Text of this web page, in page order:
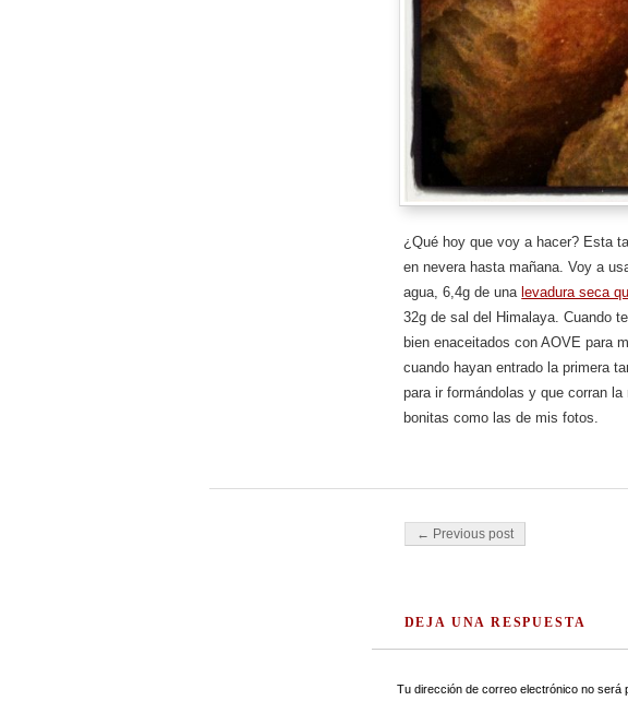
¿Qué hoy que voy a hacer? Esta
en nevera hasta mañana. Voy a
agua, 6,4g de una levadura seca
32g de sal del Himalaya. Cuando
bien enaceitados con AOVE para
cuando hayan entrado la primera
para ir formándolas y que corran
bonitas como las de mis fotos.
Post navigation
← Previous post
DEJA UNA RESPUESTA
Tu dirección de correo electrónico no será